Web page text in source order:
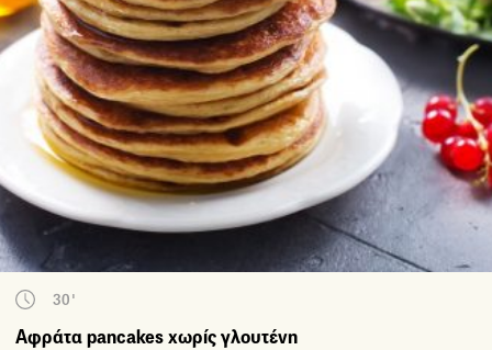
30'
Αφράτα pancakes χωρίς γλουτένη